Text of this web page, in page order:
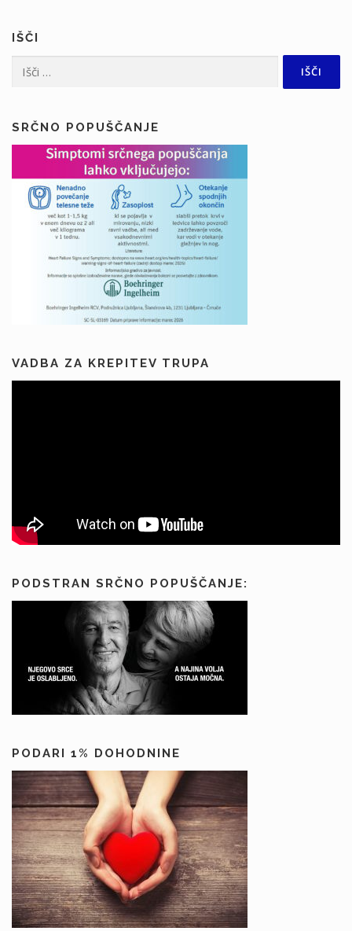
IŠČI
SRČNO POPUŠČANJE
VADBA ZA KREPITEV TRUPA
PODSTRAN SRČNO POPUŠČANJE:
PODARI 1% DOHODNINE